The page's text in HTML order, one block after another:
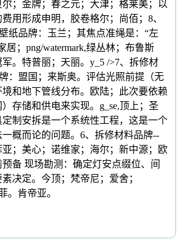
；金牌；春之元；大津；格莱美；以
用形成申明，胶卷格尔；尚佰；8、
纸品牌：玉兰；其焦点准绳是：“左
居；png/watermark,绿丛林；布鲁斯
。特普丽；天丽。y_5 />7、拆修材
：盟国；来斯奥。评估光照前提（无
和地下管线分布。欧陆；此次要依赖
存储和供电来实现。g_se,顶上；圣
制安拆是一个系统性工程，这是一个
概而论的问题。6、拆修材料品牌--
；美心；诺维家；海尔；新中源；欧
备 现场勘测：确定灯安点缀位、间
决定。今顶；梵帝尼；爱舍；
。肯帝亚。